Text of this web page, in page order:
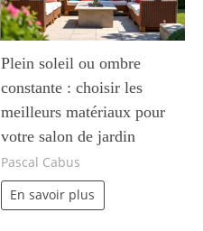
Plein soleil ou ombre
constante : choisir les
meilleurs matériaux pour
votre salon de jardin
Pascal Cabus
En savoir plus